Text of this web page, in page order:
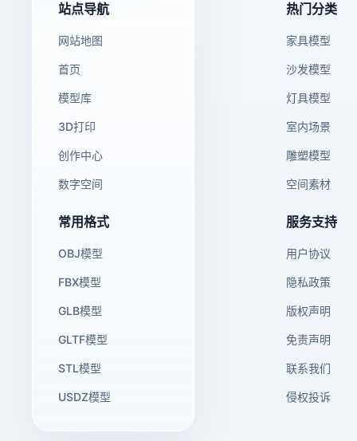
站点导航
网站地图
首页
模型库
3D打印
创作中心
数字空间
热门分类
家具模型
沙发模型
灯具模型
室内场景
雕塑模型
空间素材
常用格式
OBJ模型
FBX模型
GLB模型
GLTF模型
STL模型
USDZ模型
服务支持
用户协议
隐私政策
版权声明
免责声明
联系我们
侵权投诉